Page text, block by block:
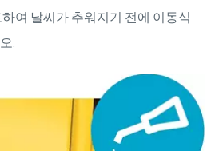
여 날씨가 추워지기 전에 이동식
.